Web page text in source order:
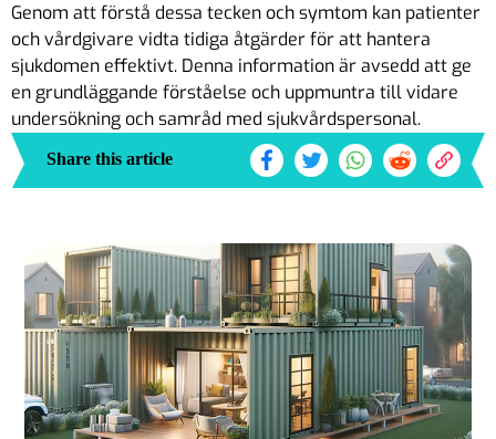
Genom att förstå dessa tecken och symtom kan patienter
och vårdgivare vidta tidiga åtgärder för att hantera
sjukdomen effektivt. Denna information är avsedd att ge
en grundläggande förståelse och uppmuntra till vidare
undersökning och samråd med sjukvårdspersonal.
Share this article